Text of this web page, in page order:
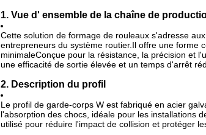
1. Vue d' ensemble de la chaîne de
Cette solution de formage de rouleaux s'adresse
entrepreneurs du système routier.Il offre une forme
minimaleConçue pour la résistance, la précision et
une efficacité de sortie élevée et un temps d'arrêt
2. Description du profil
Le profil de garde-corps W est fabriqué en acier
l'absorption des chocs, idéale pour les installations
utilisé pour réduire l'impact de collision et protéger